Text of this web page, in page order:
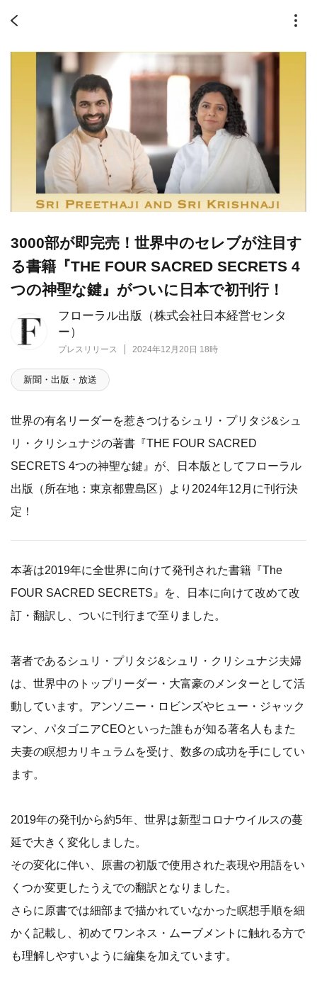
フローラル出版（株式会社日本経営センタ
ー）
プレスリリース 2024年12月20日 18時
3000部が即完売！世界中のセレブが注目す
る書籍『THE FOUR SACRED SECRETS 4
つの神聖な鍵』がついに日本で初刊行！
新聞・出版・放送
世界の有名リーダーを惹きつけるシュリ・プリタジ&シュ
リ・クリシュナジの著書『THE FOUR SACRED
SECRETS 4つの神聖な鍵』が、日本版としてフローラル
出版（所在地：東京都豊島区）より2024年12月に刊行決
定！
本著は2019年に全世界に向けて発刊された書籍『The
FOUR SACRED SECRETS』を、日本に向けて改めて改
訂・翻訳し、ついに刊行まで至りました。
著者であるシュリ・プリタジ&シュリ・クリシュナジ夫婦
は、世界中のトップリーダー・大富豪のメンターとして活
動しています。アンソニー・ロビンズやヒュー・ジャック
マン、パタゴニアCEOといった誰もが知る著名人もまた
夫妻の瞑想カリキュラムを受け、数多の成功を手にしてい
ます。
2019年の発刊から約5年、世界は新型コロナウイルスの蔓
延で大きく変化しました。
その変化に伴い、原書の初版で使用された表現や用語をい
くつか変更したうえでの翻訳となりました。
さらに原書では細部まで描かれていなかった瞑想手順を細
かく記載し、初めてワンネス・ムーブメントに触れる方で
も理解しやすいように編集を加えています。